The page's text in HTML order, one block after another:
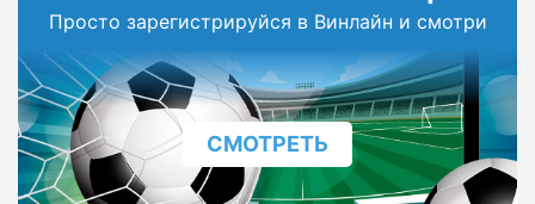
Просто зарегистрируйся в Винлайн и смотри
СМОТРЕТЬ